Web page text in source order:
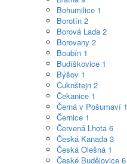
Bohumilice 1
Borotín 2
Borová Lada 2
Borovany 2
Boubín 1
Budíškovice 1
Býšov 1
Cuknštejn 2
Čekanice 1
Černá v Pošumaví 1
Černice 1
Červená Lhota 6
Česká Kanada 3
Česká Olešná 1
České Budějovice 6